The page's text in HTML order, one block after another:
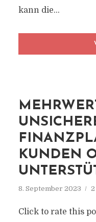
kann die...
KUNDEN
8. September 2023
Click to rate this